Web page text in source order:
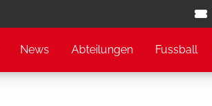
News Abteilungen Fussball